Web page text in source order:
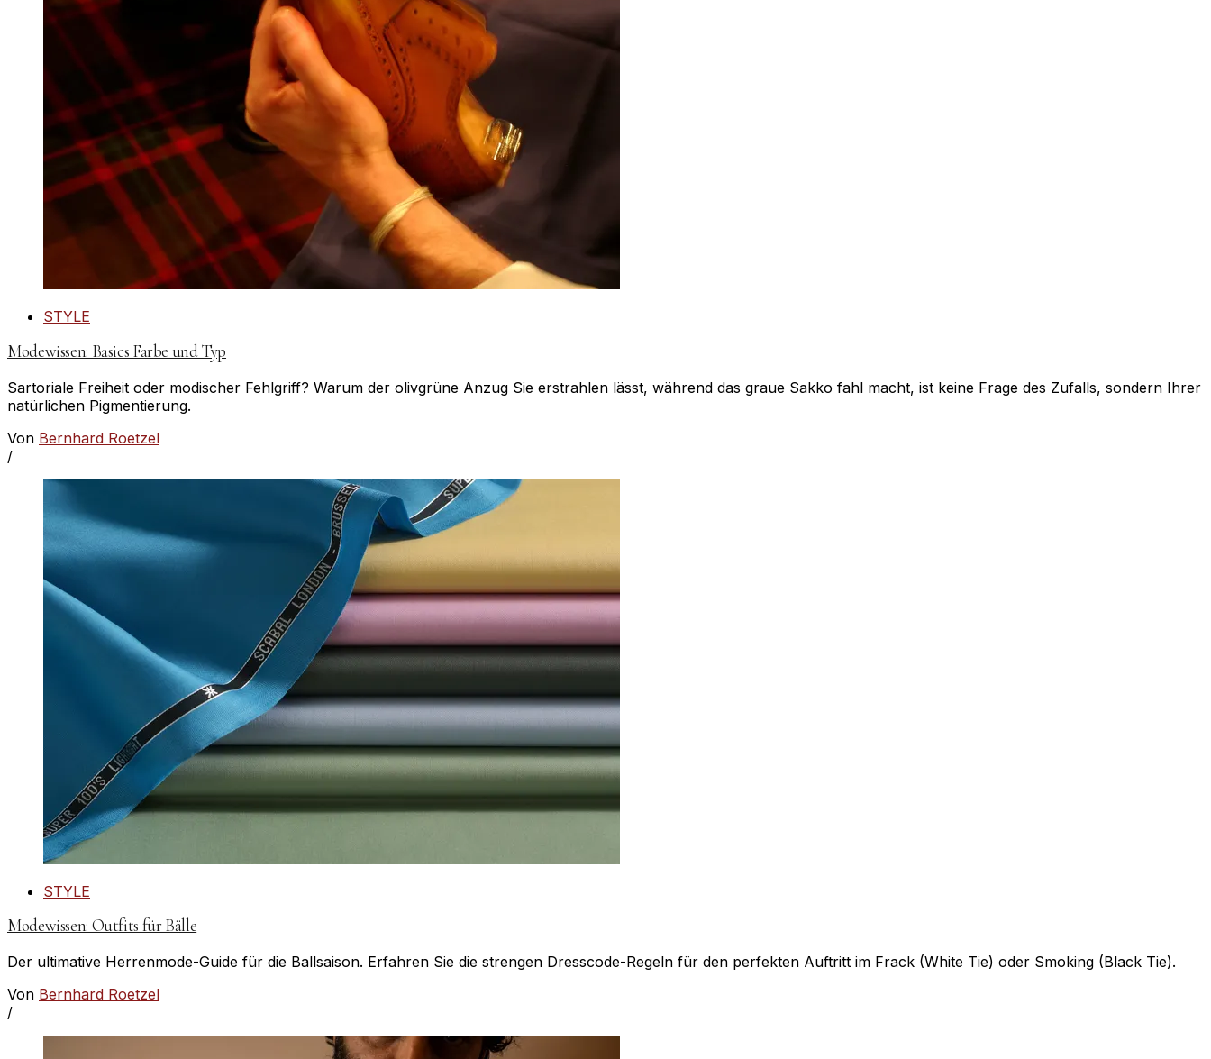
STYLE
Modewissen: Basics Farbe und Typ
Sartoriale Freiheit oder modischer Fehlgriff? Warum der olivgrüne Anzug Sie erstrahlen lässt, während das graue Sakko fahl macht, ist keine Frage des Zufalls, sondern Ihrer
natürlichen Pigmentierung.
Von Bernhard Roetzel
/
STYLE
Modewissen: Outfits für Bälle
Der ultimative Herrenmode-Guide für die Ballsaison. Erfahren Sie die strengen Dresscode-Regeln für den perfekten Auftritt im Frack (White Tie) oder Smoking (Black Tie).
Von Bernhard Roetzel
/